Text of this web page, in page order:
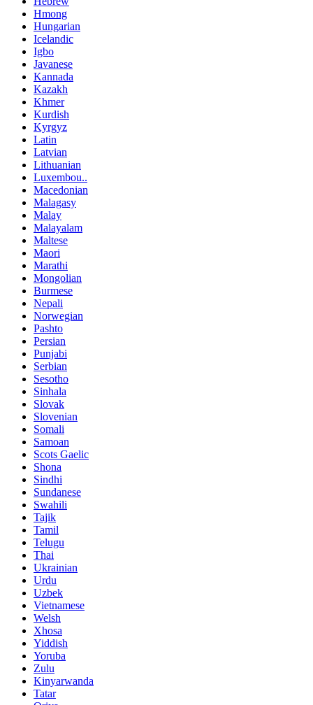
Hmong
Hungarian
Icelandic
Igbo
Javanese
Kannada
Kazakh
Khmer
Kurdish
Kyrgyz
Latin
Latvian
Lithuanian
Luxembou..
Macedonian
Malagasy
Malay
Malayalam
Maltese
Maori
Marathi
Mongolian
Burmese
Nepali
Norwegian
Pashto
Persian
Punjabi
Serbian
Sesotho
Sinhala
Slovak
Slovenian
Somali
Samoan
Scots Gaelic
Shona
Sindhi
Sundanese
Swahili
Tajik
Tamil
Telugu
Thai
Ukrainian
Urdu
Uzbek
Vietnamese
Welsh
Xhosa
Yiddish
Yoruba
Zulu
Kinyarwanda
Tatar